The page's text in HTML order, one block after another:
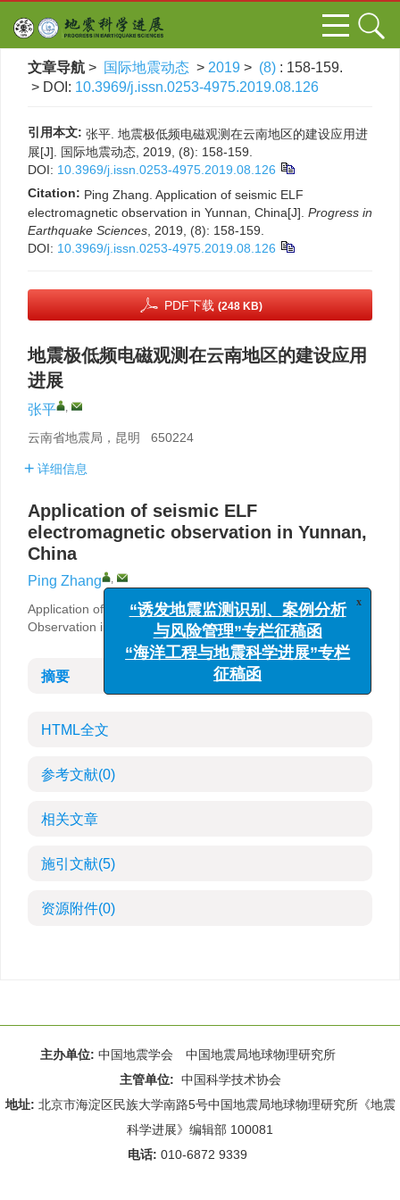
文章导航 > 国际地震动态 > 2019 > (8) : 158-159.
> DOI: 10.3969/j.issn.0253-4975.2019.08.126
引用本文: 张平. 地震极低频电磁观测在云南地区的建设应用进
展[J]. 国际地震动态, 2019, (8): 158-159.
DOI: 10.3969/j.issn.0253-4975.2019.08.126
Citation: Ping Zhang. Application of seismic ELF
electromagnetic observation in Yunnan, China[J]. Progress in
Earthquake Sciences , 2019, (8): 158-159.
DOI: 10.3969/j.issn.0253-4975.2019.08.126
PDF下载 (248 KB)
地震极低频电磁观测在云南地区的建设应用
进展
张平 ,
云南省地震局，昆明 650224
详细信息
Application of seismic ELF
electromagnetic observation in Yunnan,
China
Ping Zhang ,
Application of Seismic ELF Electromagnetic
Observation in Yunnan, China
摘要
HTML全文
参考文献(0)
相关文章
施引文献(5)
资源附件(0)
主办单位: 中国地震学会 中国地震局地球物理研究所
主管单位: 中国科学技术协会
地址: 北京市海淀区民族大学南路5号中国地震局地球物理研究所《地震
科学进展》编辑部 100081
电话: 010-6872 9339
“诱发地震监测识别、案例分析
与风险管理”专栏征稿函
“海洋工程与地震科学进展”专栏
征稿函